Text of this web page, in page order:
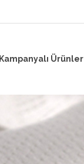
Kampanyalı Ürünler